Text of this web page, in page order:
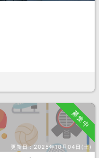
募集中
更新日：2025年10月04日(土)